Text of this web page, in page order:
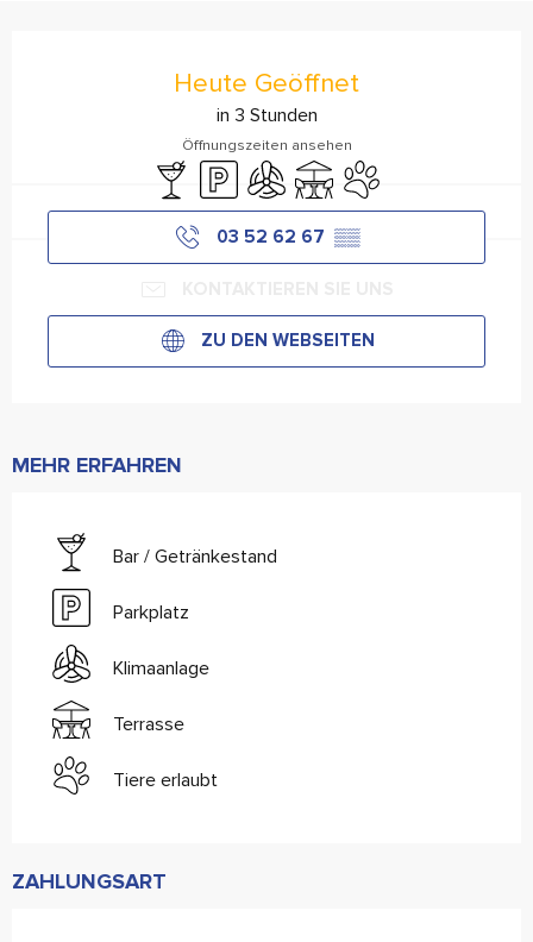
Heute Geöffnet
in 3 Stunden
Öffnungszeiten ansehen
Bar / Getränkestand
ParkplatzKlimaanlage
TerrasseTiere erlaubt
03 52 62 67 ▒▒
ZU DEN WEBSEITEN
MEHR ERFAHREN
Bar / Getränkestand
Parkplatz
Klimaanlage
Terrasse
Tiere erlaubt
ZAHLUNGSART